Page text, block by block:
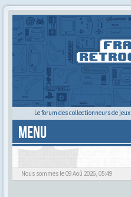
Le forum des collectionneurs de
MENU
La collec de Arjii
Nous sommes le 09 Aoû 2026, 05:49